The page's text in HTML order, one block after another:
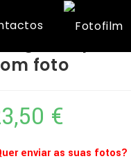
foto
€
enviar as suas fotos?